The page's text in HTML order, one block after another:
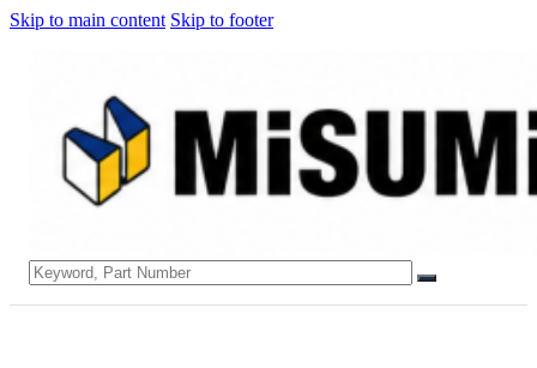
Skip to main content Skip to footer
Search